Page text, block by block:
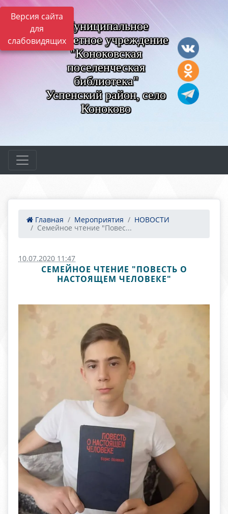
Версия сайта
для
слабовидящих
Муниципальное
бюджетное учреждение
"Коноковская
поселенческая
библиотека"
Успенский район, село
Коноково
Главная Мероприятия
НОВОСТИ
Семейное чтение "Повес...
10.07.2020 11:47
СЕМЕЙНОЕ ЧТЕНИЕ "ПОВЕСТЬ О
НАСТОЯЩЕМ ЧЕЛОВЕКЕ"